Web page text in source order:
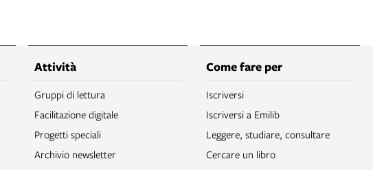
Attività
Gruppi di lettura
Facilitazione digitale
Progetti speciali
Archivio newsletter
Come fare per
Iscriversi
Iscriversi a Emilib
Leggere, studiare, consultare
Cercare un libro